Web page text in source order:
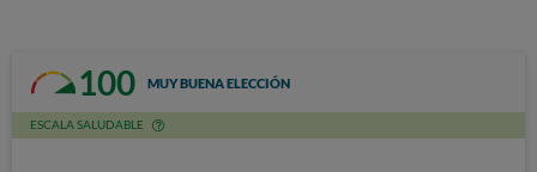
100 MUY BUENA ELECCIÓN
ESCALA SALUDABLE